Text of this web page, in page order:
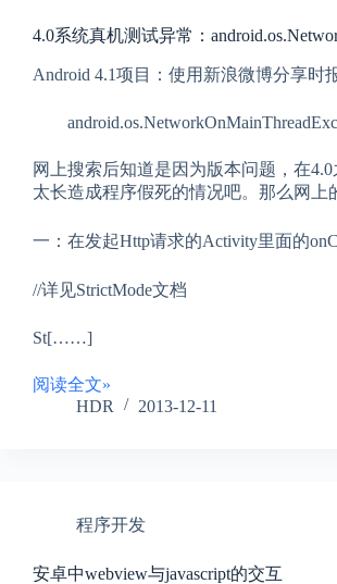
4.0系统真机测试异常：
Android 4.1项目：使用新浪微博分享时
网上搜索后知道是因为版本问题，在
太长造成程序假死的情况吧。那么网上
一：在发起Http请求的Activity里面的
//详见StrictMode文档
St[……]
阅读全文»
HDR
2013-12-11
程序开发
安卓中webview与javascript的交互